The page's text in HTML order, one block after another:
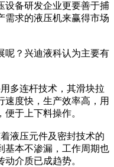
设备研发企业更要善于捕
需求的液压机来赢得市场
？兴迪液科认为主要有
多连杆技术，其滑块拉
速度快，生产效率高，用
于上下料操作。
液压元件及密封技术的
基本不渗漏，工作周期也
介质已成趋势。